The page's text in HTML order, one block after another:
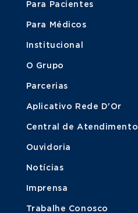
Para Pacientes
Para Médicos
Institucional
O Grupo
Parcerias
Aplicativo Rede D'Or
Central de Atendimento
Ouvidoria
Notícias
Imprensa
Trabalhe Conosco